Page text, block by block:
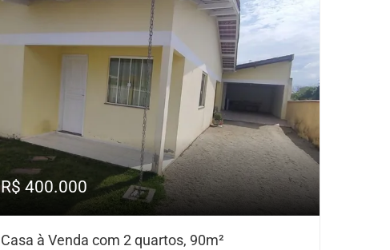
R$ 400.000
Casa à Venda com 2 quartos, 90m²